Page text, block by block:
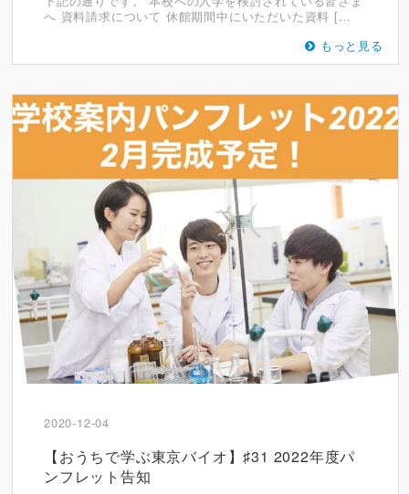
へ 資料請求について 休館期間中にいただいた資料 […
もっと見る
2020-12-04
【おうちで学ぶ東京バイオ】♯31 2022年度パ
ンフレット告知